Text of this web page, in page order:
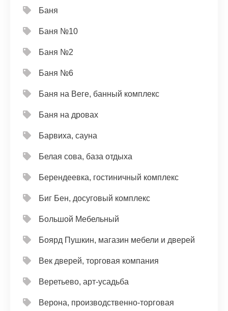
Баня
Баня №10
Баня №2
Баня №6
Баня на Веге, банный комплекс
Баня на дровах
Барвиха, сауна
Белая сова, база отдыха
Берендеевка, гостиничный комплекс
Биг Бен, досуговый комплекс
Большой Мебельный
Боярд Пушкин, магазин мебели и дверей
Век дверей, торговая компания
Веретьево, арт-усадьба
Верона, производственно-торговая